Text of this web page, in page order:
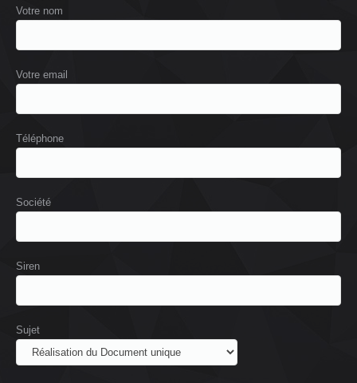
Votre nom
Votre email
Téléphone
Société
Siren
Sujet